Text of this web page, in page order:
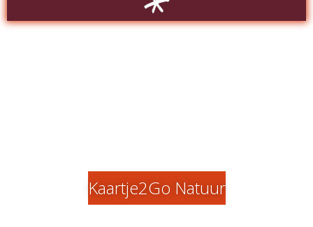
Kaartje2Go Natuur